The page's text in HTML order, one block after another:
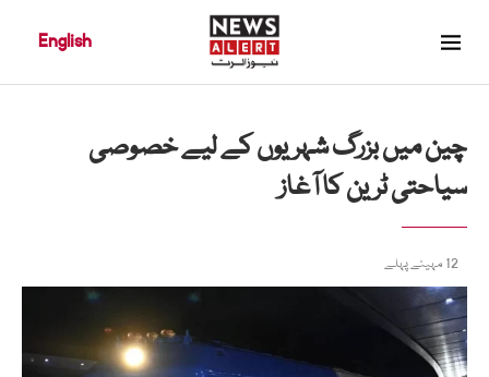
English
چین میں بزرگ شہریوں کے لیے خصوصی
سیاحتی ٹرین کا آغاز
12 مہینے پہلے